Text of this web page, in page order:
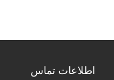
اطلاعات تماس